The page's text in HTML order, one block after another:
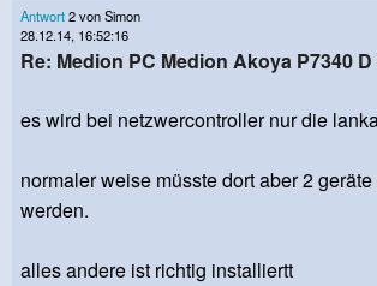
Antwort2 von Simon
28.12.14, 16:52:16
Re: Medion PC Medion Akoya P7340 D
es wird bei netzwercontroller nur die
normaler weise müsste dort aber 2
werden.
alles andere ist richtig installiertt